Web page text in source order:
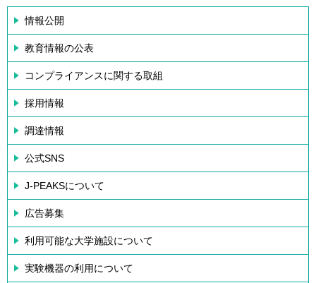
情報公開
教育情報の公表
コンプライアンスに関する取組
採用情報
調達情報
公式SNS
J-PEAKSについて
広告募集
利用可能な大学施設について
実験機器の利用について